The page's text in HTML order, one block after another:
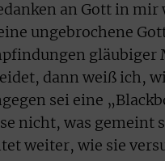
an Gott in
ungebrochene
dann weiß ich,
sei eine
nicht, was gemeint
weiter, wie sie